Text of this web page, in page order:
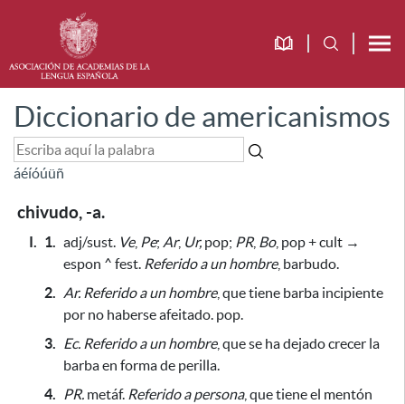
Diccionario de americanismos
áéíóúüñ
chivudo, -a.
I. 1. adj/sust. Ve, Pe; Ar, Ur, pop; PR, Bo, pop + cult →
espon ^ fest. Referido a un hombre, barbudo.
2. Ar. Referido a un hombre, que tiene barba incipiente
por no haberse afeitado. pop.
3. Ec. Referido a un hombre, que se ha dejado crecer la
barba en forma de perilla.
4.
PR. metáf. Referido a persona, que tiene el mentón